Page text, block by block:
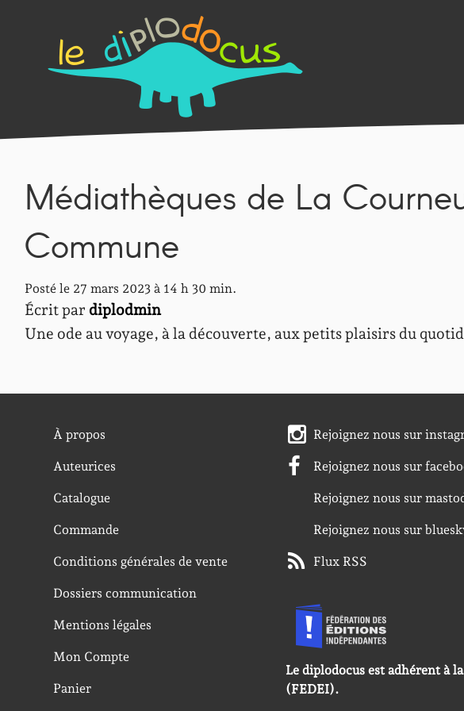
Médiathèques de La
Commune
Posté le 27 mars 2023 à 14 h 30 min.
Écrit par diplodmin
Une ode au voyage, à la découverte, aux petits plaisirs du
À propos
Auteurices
Catalogue
Commande
Conditions générales de vente
Dossiers communication
Mentions légales
Mon Compte
Panier
Rejoignez nous sur
Rejoignez nous sur
Rejoignez nous sur
Rejoignez nous sur
Flux RSS
Le diplodocus est adhérent à
(FEDEI).